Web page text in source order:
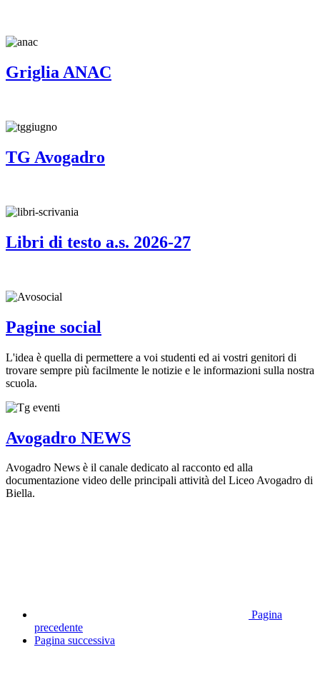
Griglia ANAC
TG Avogadro
Libri di testo a.s. 2026-27
Pagine social
L'idea è quella di permettere a voi studenti ed ai vostri genitori di
trovare sempre più facilmente le notizie e le informazioni sulla nostra
scuola.
Avogadro NEWS
Avogadro News è il canale dedicato al racconto ed alla
documentazione video delle principali attività del Liceo Avogadro di
Biella.
Pagina
precedente
Pagina successiva